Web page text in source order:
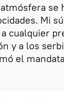
se
Mi
a cualquier
y a los
el